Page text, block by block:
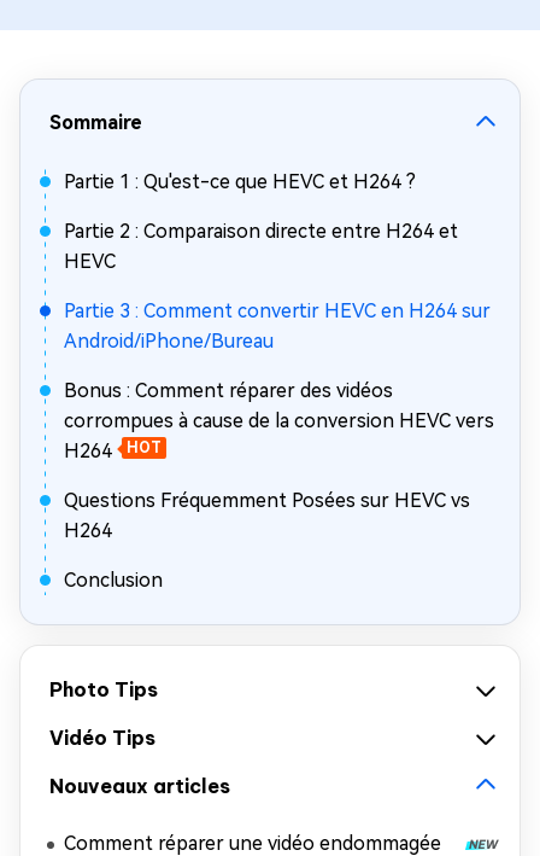
Sommaire
Partie 1 : Qu'est-ce que HEVC et H264 ?
Partie 2 : Comparaison directe entre H264 et
HEVC
Partie 3 : Comment convertir HEVC en H264 sur
Android/iPhone/Bureau
Bonus : Comment réparer des vidéos
corrompues à cause de la conversion HEVC vers
H264
HOT
Questions Fréquemment Posées sur HEVC vs
H264
Conclusion
Photo Tips
Vidéo Tips
Nouveaux articles
Comment réparer une vidéo endommagée